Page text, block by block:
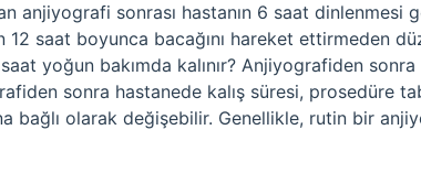
anjiyografi sonrası hastanın 6 saat
12 saat boyunca bacağını hareket ettirmeden
yoğun bakımda kalınır? Anjiyografiden
sonra hastanede kalış süresi, prosedüre
bağlı olarak değişebilir. Genellikle, rutin bir